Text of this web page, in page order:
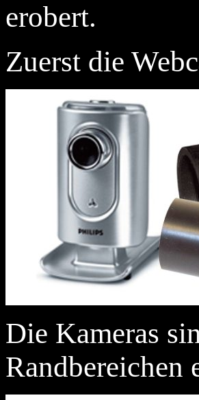
erobert.
Zuerst die
Die Kameras
Randbereichen